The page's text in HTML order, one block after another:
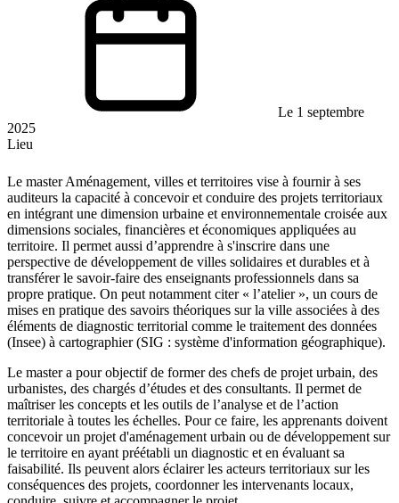
Le 1 septembre
2025
Lieu
Le master Aménagement, villes et territoires vise à fournir à ses
auditeurs la capacité à concevoir et conduire des projets territoriaux
en intégrant une dimension urbaine et environnementale croisée aux
dimensions sociales, financières et économiques appliquées au
territoire. Il permet aussi d’apprendre à s'inscrire dans une
perspective de développement de villes solidaires et durables et à
transférer le savoir-faire des enseignants professionnels dans sa
propre pratique. On peut notamment citer « l’atelier », un cours de
mises en pratique des savoirs théoriques sur la ville associées à des
éléments de diagnostic territorial comme le traitement des données
(Insee) à cartographier (SIG : système d'information géographique).
Le master a pour objectif de former des chefs de projet urbain, des
urbanistes, des chargés d’études et des consultants. Il permet de
maîtriser les concepts et les outils de l’analyse et de l’action
territoriale à toutes les échelles. Pour ce faire, les apprenants doivent
concevoir un projet d'aménagement urbain ou de développement sur
le territoire en ayant préétabli un diagnostic et en évaluant sa
faisabilité. Ils peuvent alors éclairer les acteurs territoriaux sur les
conséquences des projets, coordonner les intervenants locaux,